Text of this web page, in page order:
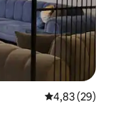
4,83 de uma
4,83 (29)